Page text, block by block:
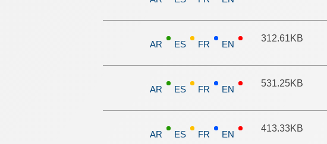
312.61KB
EN
FR
ES
AR
531.25KB
EN
FR
ES
AR
413.33KB
EN
FR
ES
AR